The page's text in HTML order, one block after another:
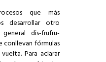
que más
desarrollar otro
dis-frufru-
conllevan fórmulas
Para aclarar